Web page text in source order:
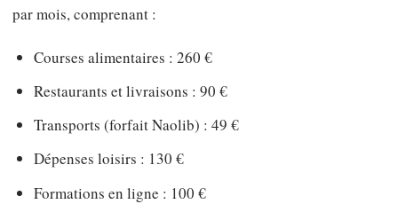
par mois, comprenant :
Courses alimentaires : 260 €
Restaurants et livraisons : 90 €
Transports (forfait Naolib) : 49 €
Dépenses loisirs : 130 €
Formations en ligne : 100 €